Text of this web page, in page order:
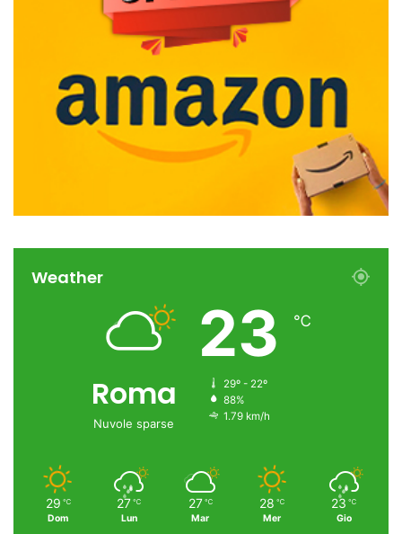
Weather
Roma
Nuvole sparse
23 ℃
29º - 22º
88%
1.79 km/h
29 ℃
Dom
27 ℃
Lun
27 ℃
Mar
28 ℃
Mer
23 ℃
Gio